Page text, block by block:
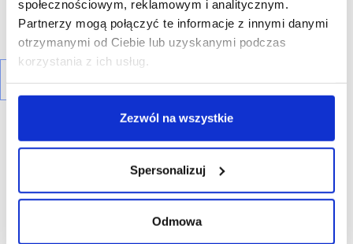
społecznościowym, reklamowym i analitycznym.
Partnerzy mogą połączyć te informacje z innymi danymi
otrzymanymi od Ciebie lub uzyskanymi podczas
korzystania z ich usług.
Zezwól na wszystkie
Spersonalizuj
Odmowa
R E K L A M A